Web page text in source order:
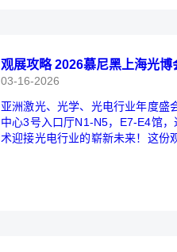
观展攻略 2026慕尼黑上海光博
03-16-2026
亚洲激光、光学、光电行业年度盛
中心3号入口厅N1-N5，E7-E4馆
术迎接光电行业的崭新未来！这份